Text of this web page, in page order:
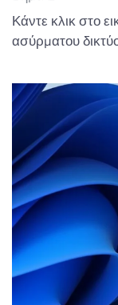
Κάντε κλικ στο
ασύρματου